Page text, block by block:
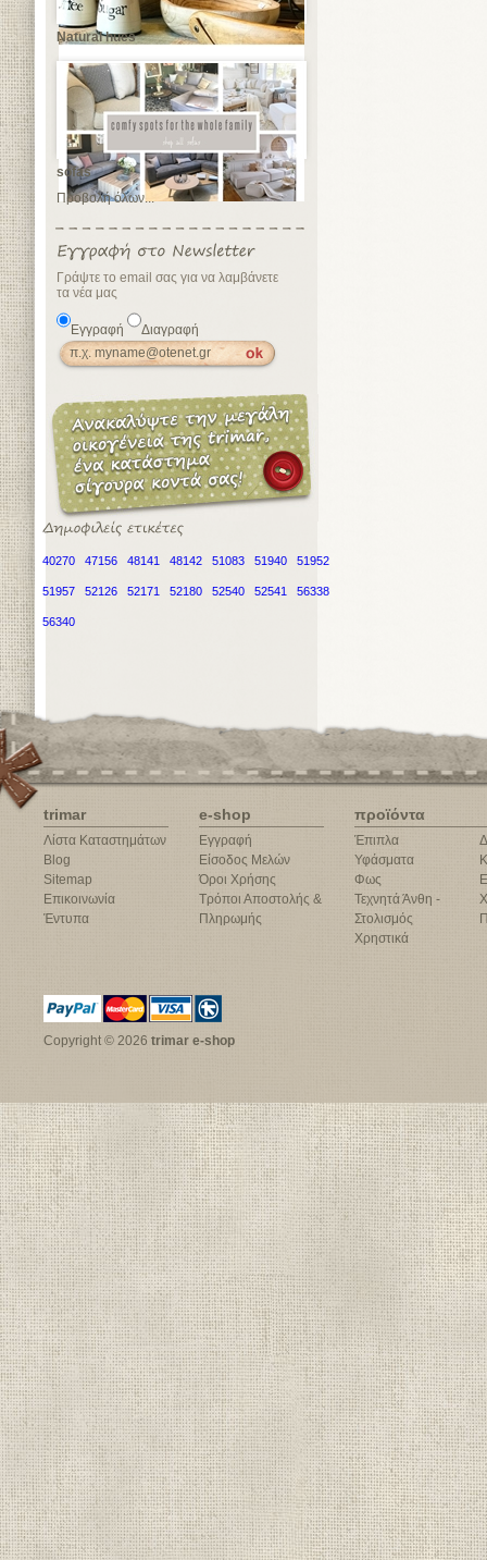
Natural hues
sofas
Προβολή όλων...
Γράψτε το email σας για να λαμβάνετε
τα νέα μας
Εγγραφή Διαγραφή
40270 47156 48141 48142 51083 51940 51952
51957 52126 52171 52180 52540 52541 56338
56340
trimar
Λίστα Καταστημάτων
Blog
Sitemap
Επικοινωνία
Έντυπα
e-shop
Εγγραφή
Είσοδος Μελών
Όροι Χρήσης
Τρόποι Αποστολής &
Πληρωμής
προϊόντα
Έπιπλα
Υφάσματα
Φως
Τεχνητά Άνθη -
Στολισμός
Χρηστικά
Copyright © 2026 trimar e-shop